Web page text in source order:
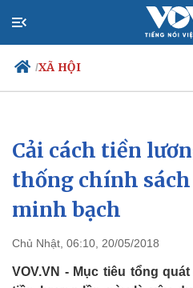
/XÃ HỘI
Chính trị
Đảng
Tổ chức nhân sự
Quốc hội
Nhận diện sự thật
Cải cách tiền
thống chính
minh bạch
Chủ Nhật, 06:10, 20/05/2018
VOV.VN - Mục tiêu tổng